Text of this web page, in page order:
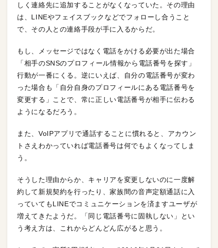
しく連絡先に追加することがなくなっていた。その理由
は、LINEやフェイスブックなどでフォローし合うこと
で、その人との連絡手段が手に入るからだ。
もし、メッセージではなく電話をかける必要が出た場合
「相手のSNSのプロフィール情報から電話番号を探す」
行動が一番にくる。逆にいえば、自分の電話番号が変わ
った場合も「自分自身のプロフィールにある電話番号を
変更する」ことで、常に正しい電話番号が相手に伝わる
ようになるだろう。
また、VoIPアプリで通話することに慣れると、アカウン
トさえわかっていれば電話番号は何でもよくなってしま
う。
そうした理由からか、キャリアを変更しないのに一度解
約して新規契約を行ったり、家族間の音声定額通話に入
っていてもLINEでコミュニケーションを済ますユーザが
増えてきたようだ。「同じ電話番号に固執しない」とい
う考え方は、これからどんどん広がると思う。